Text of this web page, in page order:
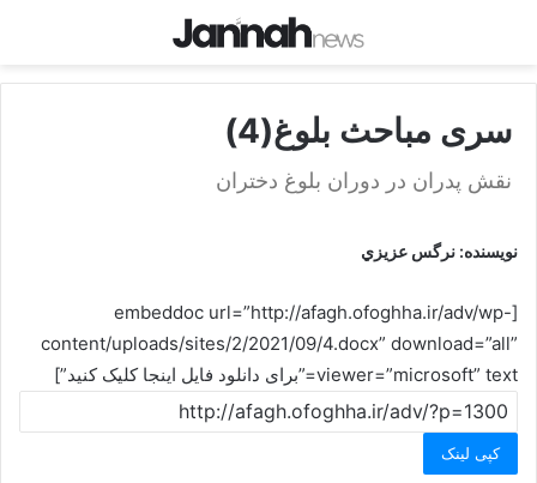
سری مباحث بلوغ(4)
نقش پدران در دوران بلوغ دختران
نويسنده: نرگس عزيزي
[embeddoc url=”http://afagh.ofoghha.ir/adv/wp-
content/uploads/sites/2/2021/09/4.docx” download=”all”
viewer=”microsoft” text=”برای دانلود فایل اینجا کلیک کنید”]
کپی لینک